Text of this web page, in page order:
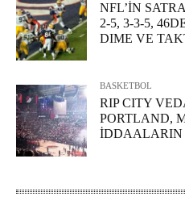
NFL’İN
2-5, 3-3-5,
DIME VE
BASKETBOL
RIP CITY
PORTLAND,
İDDAALARIN